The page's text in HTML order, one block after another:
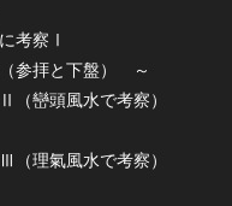
考察Ⅰ
参拝と下盤） ～
（巒頭風水で考察）
（理氣風水で考察）